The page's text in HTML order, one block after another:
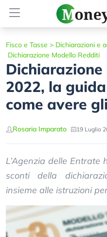
Fisco e Tasse > Dichiarazioni e
Dichiarazione Modello Redditi
2022, la
come avere
Rosaria Imparato 19 Luglio
L’Agenzia delle
sconti della
insieme alle istruzioni